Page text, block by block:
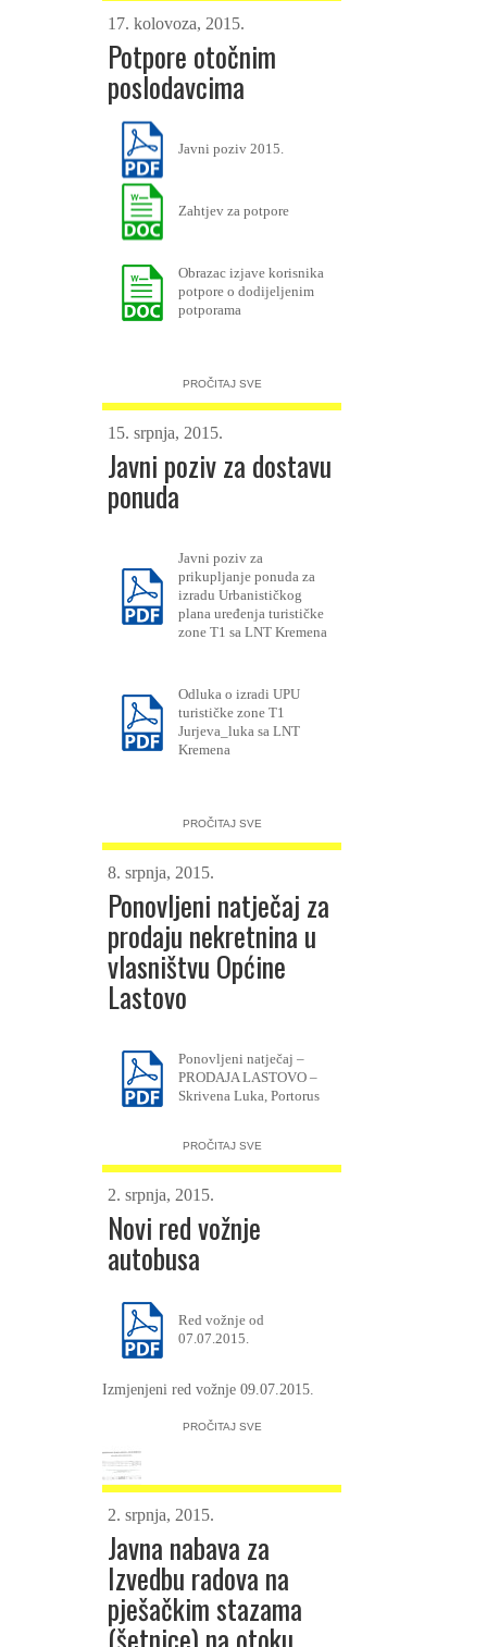
17. kolovoza, 2015.
Potpore otočnim
poslodavcima
Javni poziv 2015.
Zahtjev za potpore
Obrazac izjave korisnika
potpore o dodijeljenim
potporama
PROČITAJ SVE
15. srpnja, 2015.
Javni poziv za dostavu
ponuda
Javni poziv za
prikupljanje ponuda za
izradu Urbanističkog
plana uređenja turističke
zone T1 sa LNT Kremena
Odluka o izradi UPU
turističke zone T1
Jurjeva_luka sa LNT
Kremena
PROČITAJ SVE
8. srpnja, 2015.
Ponovljeni natječaj za
prodaju nekretnina u
vlasništvu Općine
Lastovo
Ponovljeni natječaj –
PRODAJA LASTOVO –
Skrivena Luka, Portorus
PROČITAJ SVE
2. srpnja, 2015.
Novi red vožnje
autobusa
Red vožnje od
07.07.2015.
Izmjenjeni red vožnje 09.07.2015.
PROČITAJ SVE
2. srpnja, 2015.
Javna nabava za
Izvedbu radova na
pješačkim stazama